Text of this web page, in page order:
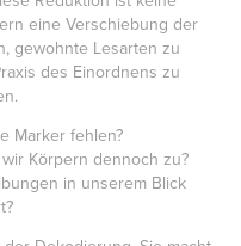
eine Verschiebung der
gewohnte Lesarten zu
des Einordnens zu
Marker fehlen?
Körpern dennoch zu?
in unserem Blick